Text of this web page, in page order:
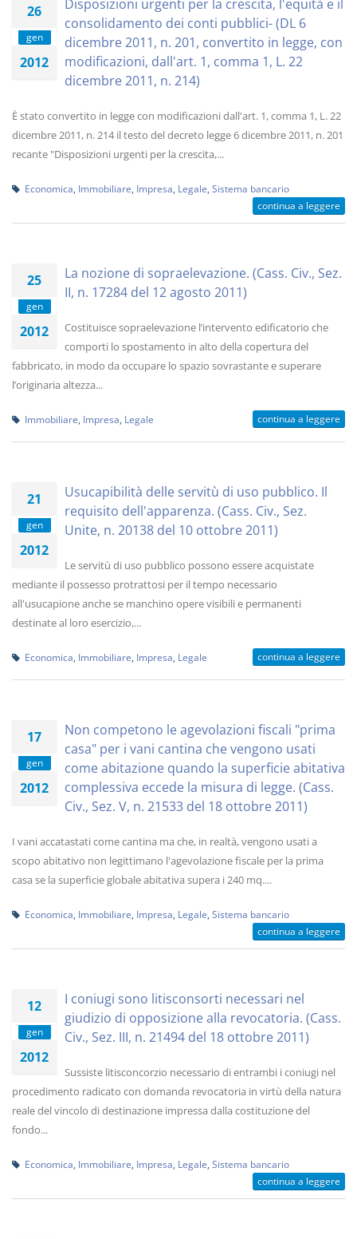
26
gen
2012
Disposizioni urgenti per la crescita, l'equità e il
consolidamento dei conti pubblici- (DL 6
dicembre 2011, n. 201, convertito in legge, con
modificazioni, dall'art. 1, comma 1, L. 22
dicembre 2011, n. 214)
È stato convertito in legge con modificazioni dall'art. 1, comma 1, L. 22
dicembre 2011, n. 214 il testo del decreto legge 6 dicembre 2011, n. 201
recante "Disposizioni urgenti per la crescita,...
Economica Immobiliare Impresa Legale Sistema bancario
continua a leggere
25
gen
2012
La nozione di sopraelevazione. (Cass. Civ., Sez.
II, n. 17284 del 12 agosto 2011)
Costituisce sopraelevazione l’intervento edificatorio che
comporti lo spostamento in alto della copertura del
fabbricato, in modo da occupare lo spazio sovrastante e superare
l’originaria altezza...
Immobiliare Impresa Legale continua a leggere
21
gen
2012
Usucapibilità delle servitù di uso pubblico. Il
requisito dell'apparenza. (Cass. Civ., Sez.
Unite, n. 20138 del 10 ottobre 2011)
Le servitù di uso pubblico possono essere acquistate
mediante il possesso protrattosi per il tempo necessario
all'usucapione anche se manchino opere visibili e permanenti
destinate al loro esercizio,...
Economica Immobiliare Impresa Legale continua a leggere
17
gen
2012
Non competono le agevolazioni fiscali "prima
casa" per i vani cantina che vengono usati
come abitazione quando la superficie abitativa
complessiva eccede la misura di legge. (Cass.
Civ., Sez. V, n. 21533 del 18 ottobre 2011)
I vani accatastati come cantina ma che, in realtà, vengono usati a
scopo abitativo non legittimano l'agevolazione fiscale per la prima
casa se la superficie globale abitativa supera i 240 mq....
Economica Immobiliare Impresa Legale Sistema bancario
continua a leggere
12
gen
2012
I coniugi sono litisconsorti necessari nel
giudizio di opposizione alla revocatoria. (Cass.
Civ., Sez. III, n. 21494 del 18 ottobre 2011)
Sussiste litisconcorzio necessario di entrambi i coniugi nel
procedimento radicato con domanda revocatoria in virtù della natura
reale del vincolo di destinazione impressa dalla costituzione del
fondo...
Economica Immobiliare Impresa Legale Sistema bancario
continua a leggere